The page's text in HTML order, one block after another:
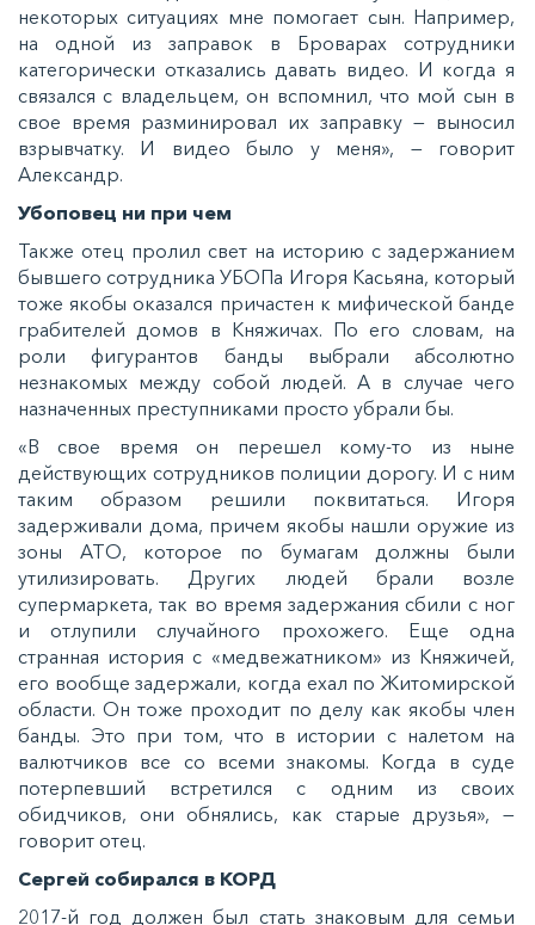
некоторых ситуациях мне помогает сын. Например,
на одной из заправок в Броварах сотрудники
категорически отказались давать видео. И когда я
связался с владельцем, он вспомнил, что мой сын в
свое время разминировал их заправку — выносил
взрывчатку. И видео было у меня», — говорит
Александр.
Убоповец ни при чем
Также отец пролил свет на историю с задержанием
бывшего сотрудника УБОПа Игоря Касьяна, который
тоже якобы оказался причастен к мифической банде
грабителей домов в Княжичах. По его словам, на
роли фигурантов банды выбрали абсолютно
незнакомых между собой людей. А в случае чего
назначенных преступниками просто убрали бы.
«В свое время он перешел кому-то из ныне
действующих сотрудников полиции дорогу. И с ним
таким образом решили поквитаться. Игоря
задерживали дома, причем якобы нашли оружие из
зоны АТО, которое по бумагам должны были
утилизировать. Других людей брали возле
супермаркета, так во время задержания сбили с ног
и отлупили случайного прохожего. Еще одна
странная история с «медвежатником» из Княжичей,
его вообще задержали, когда ехал по Житомирской
области. Он тоже проходит по делу как якобы член
банды. Это при том, что в истории с налетом на
валютчиков все со всеми знакомы. Когда в суде
потерпевший встретился с одним из своих
обидчиков, они обнялись, как старые друзья», —
говорит отец.
Сергей собирался в КОРД
2017-й год должен был стать знаковым для семьи